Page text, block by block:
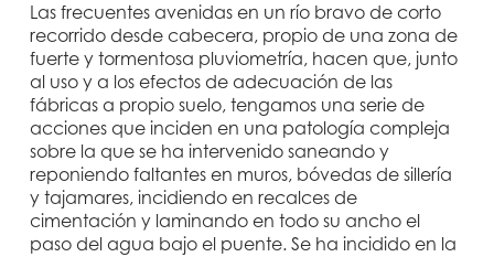
Las frecuentes avenidas en un río bravo de corto
recorrido desde cabecera, propio de una zona de
fuerte y tormentosa pluviometría, hacen que, junto
al uso y a los efectos de adecuación de las
fábricas a propio suelo, tengamos una serie de
acciones que inciden en una patología compleja
sobre la que se ha intervenido saneando y
reponiendo faltantes en muros, bóvedas de sillería
y tajamares, incidiendo en recalces de
cimentación y laminando en todo su ancho el
paso del agua bajo el puente. Se ha incidido en la